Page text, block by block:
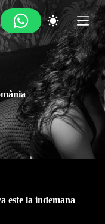
este la indemana